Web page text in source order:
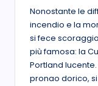
Nonostante le
incendio e la
si fece
più famosa: la
Portland
pronao dorico,